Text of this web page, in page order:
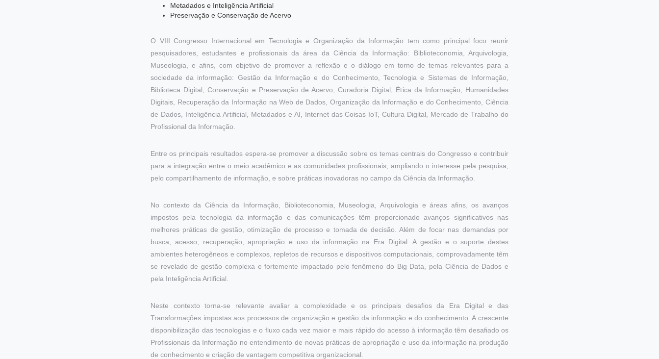
Metadados e Inteligência Artificial
Preservação e Conservação de Acervo
O VIII Congresso Internacional em Tecnologia e Organização da Informação tem como principal foco reunir
pesquisadores, estudantes e profissionais da área da Ciência da Informação: Biblioteconomia, Arquivologia,
Museologia, e afins, com objetivo de promover a reflexão e o diálogo em torno de temas relevantes para a
sociedade da informação: Gestão da Informação e do Conhecimento, Tecnologia e Sistemas de Informação,
Biblioteca Digital, Conservação e Preservação de Acervo, Curadoria Digital, Ética da Informação, Humanidades
Digitais, Recuperação da Informação na Web de Dados, Organização da Informação e do Conhecimento, Ciência
de Dados, Inteligência Artificial, Metadados e AI, Internet das Coisas IoT, Cultura Digital, Mercado de Trabalho do
Profissional da Informação.
Entre os principais resultados espera-se promover a discussão sobre os temas centrais do Congresso e contribuir
para a integração entre o meio acadêmico e as comunidades profissionais, ampliando o interesse pela pesquisa,
pelo compartilhamento de informação, e sobre práticas inovadoras no campo da Ciência da Informação.
No contexto da Ciência da Informação, Biblioteconomia, Museologia, Arquivologia e áreas afins, os avanços
impostos pela tecnologia da informação e das comunicações têm proporcionado avanços significativos nas
melhores práticas de gestão, otimização de processo e tomada de decisão. Além de focar nas demandas por
busca, acesso, recuperação, apropriação e uso da informação na Era Digital. A gestão e o suporte destes
ambientes heterogêneos e complexos, repletos de recursos e dispositivos computacionais, comprovadamente têm
se revelado de gestão complexa e fortemente impactado pelo fenômeno do Big Data, pela Ciência de Dados e
pela Inteligência Artificial.
Neste contexto torna-se relevante avaliar a complexidade e os principais desafios da Era Digital e das
Transformações impostas aos processos de organização e gestão da informação e do conhecimento. A crescente
disponibilização das tecnologias e o fluxo cada vez maior e mais rápido do acesso à informação têm desafiado os
Profissionais da Informação no entendimento de novas práticas de apropriação e uso da informação na produção
de conhecimento e criação de vantagem competitiva organizacional.